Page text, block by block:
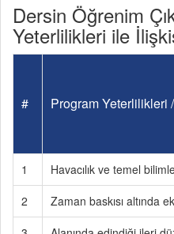
Dersin Öğrenim
Yeterlilikleri ile
# Program Yeterlilikleri /
1
Havacılık ve temel
2
Zaman baskısı altında